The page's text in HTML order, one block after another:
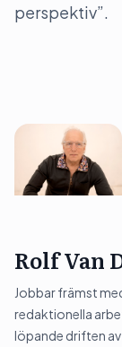
perspektiv”.
Rolf Van
Jobbar främst
redaktionella
löpande driften